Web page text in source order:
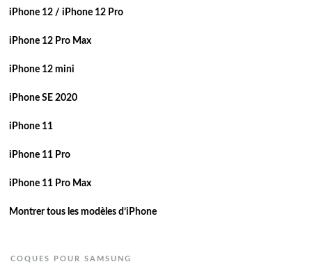
iPhone 12 / iPhone 12 Pro
iPhone 12 Pro Max
iPhone 12 mini
iPhone SE 2020
iPhone 11
iPhone 11 Pro
iPhone 11 Pro Max
Montrer tous les modèles d’iPhone
COQUES POUR SAMSUNG